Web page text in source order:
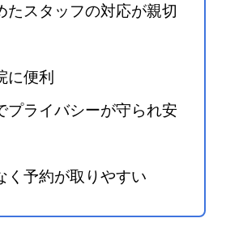
たスタッフの対応が親切
に便利
プライバシーが守られ安
く予約が取りやすい